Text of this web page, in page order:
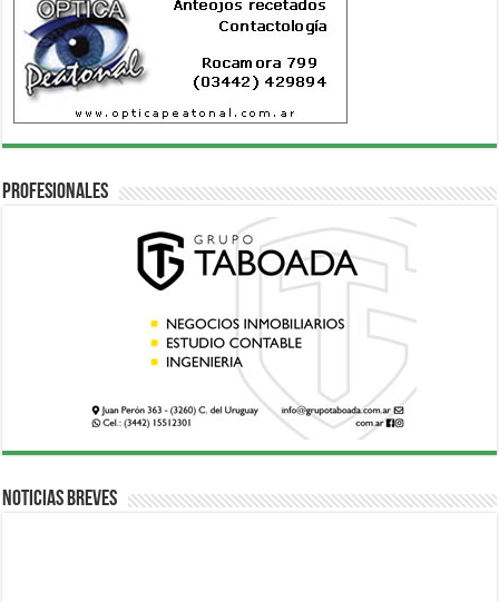
Profesionales
Noticias breves